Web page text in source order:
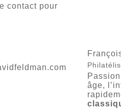
contact pour
âge,